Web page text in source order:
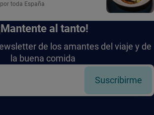
toda España
al tanto!
de los amantes del viaje y de
la buena comida
Suscribirme